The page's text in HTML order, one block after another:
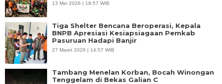
13 Mei 2026 | 19:57 WIB
Tiga Shelter Bencana Beroperasi, Kepala
BNPB Apresiasi Kesiapsiagaan Pemkab
Pasuruan Hadapi Banjir
27 Maret 2026 | 14:57 WIB
Tambang Menelan Korban, Bocah Winongan
Tenggelam di Bekas Galian C